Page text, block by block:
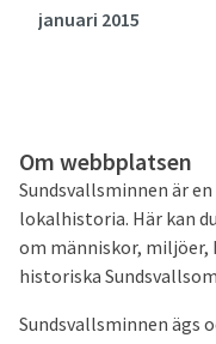
januari 2015
Om webbplatsen
Sundsvallsminnen är
lokalhistoria. Här kan
om människor, miljöer,
historiska
Sundsvallsminnen ägs